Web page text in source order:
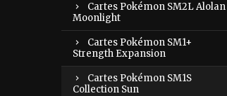
Cartes Pokémon SM2L Alolan
Moonlight
Cartes Pokémon SM1+
Strength Expansion
Cartes Pokémon SM1S
Collection Sun